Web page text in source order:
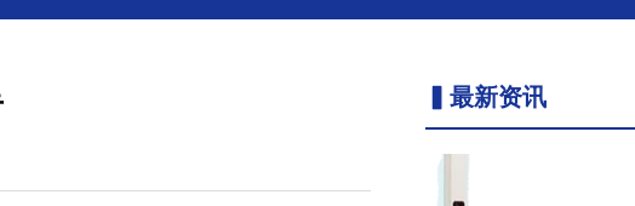
▍最新资讯